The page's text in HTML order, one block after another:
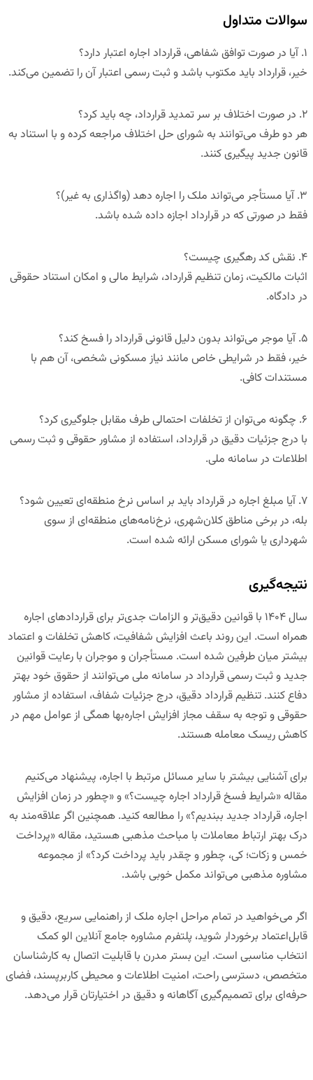
سوالات متداول
۱.آیا در صورت توافق شفاهی، قرارداد اجاره اعتبار دارد؟
خیر، قرارداد باید مکتوب باشد و ثبت رسمی اعتبار آن را تضمین می‌کند.
۲. در صورت اختلاف بر سر تمدید قرارداد، چه باید کرد؟
هر دو طرف می‌توانند به شورای حل اختلاف مراجعه کرده و با استناد به
قانون جدید پیگیری کنند.
۳.آیا مستأجر می‌تواند ملک را اجاره دهد (واگذاری به غیر)؟
فقط در صورتی که در قرارداد اجازه داده شده باشد.
۴. نقش کد رهگیری چیست؟
اثبات مالکیت، زمان تنظیم قرارداد، شرایط مالی و امکان استناد حقوقی
در دادگاه.
۵.آیا موجر می‌تواند بدون دلیل قانونی قرارداد را فسخ کند؟
خیر، فقط در شرایطی خاص مانند نیاز مسکونی شخصی، آن هم با
مستندات کافی.
۶. چگونه می‌توان از تخلفات احتمالی طرف مقابل جلوگیری کرد؟
با درج جزئیات دقیق در قرارداد، استفاده از مشاور حقوقی و ثبت رسمی
اطلاعات در سامانه ملی.
۷.آیا مبلغ اجاره در قرارداد باید بر اساس نرخ منطقه‌ای تعیین شود؟
بله، در برخی مناطق کلان‌شهری، نرخ‌نامه‌های منطقه‌ای از سوی
شهرداری یا شورای مسکن ارائه شده است.
نتیجه‌گیری
سال ۱۴۰۴ با قوانین دقیق‌تر و الزامات جدی‌تر برای قراردادهای اجاره
همراه است. این روند باعث افزایش شفافیت، کاهش تخلفات و اعتماد
بیشتر میان طرفین شده است. مستأجران و موجران با رعایت قوانین
جدید و ثبت رسمی قرارداد در سامانه ملی می‌توانند از حقوق خود بهتر
دفاع کنند. تنظیم قرارداد دقیق، درج جزئیات شفاف، استفاده از مشاور
حقوقی و توجه به سقف مجاز افزایش اجاره‌بها همگی از عوامل مهم در
کاهش ریسک معامله هستند.
برای آشنایی بیشتر با سایر مسائل مرتبط با اجاره، پیشنهاد می‌کنیم
مقاله «شرایط فسخ قرارداد اجاره چیست؟» و «چطور در زمان افزایش
اجاره، قرارداد جدید ببندیم؟» را مطالعه کنید. همچنین اگر علاقه‌مند به
درک بهتر ارتباط معاملات با مباحث مذهبی هستید، مقاله «پرداخت
خمس و زکات؛ کی، چطور و چقدر باید پرداخت کرد؟» از مجموعه
مشاوره مذهبی می‌تواند مکمل خوبی باشد.
اگر می‌خواهید در تمام مراحل اجاره ملک از راهنمایی سریع، دقیق و
قابل‌اعتماد برخوردار شوید، پلتفرم مشاوره جامع آنلاین الو کمک
انتخاب مناسبی است. این بستر مدرن با قابلیت اتصال به کارشناسان
متخصص، دسترسی راحت، امنیت اطلاعات و محیطی کاربرپسند، فضای
حرفه‌ای برای تصمیم‌گیری آگاهانه و دقیق در اختیارتان قرار می‌دهد.